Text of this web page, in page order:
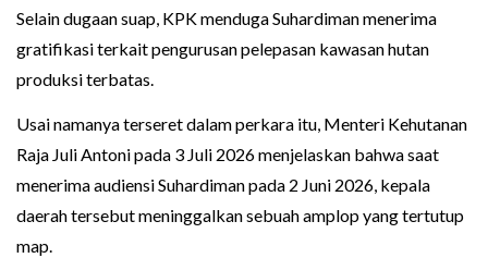
Selain dugaan suap, KPK menduga Suhardiman menerima
gratifikasi terkait pengurusan pelepasan kawasan hutan
produksi terbatas.
Usai namanya terseret dalam perkara itu, Menteri Kehutanan
Raja Juli Antoni pada 3 Juli 2026 menjelaskan bahwa saat
menerima audiensi Suhardiman pada 2 Juni 2026, kepala
daerah tersebut meninggalkan sebuah amplop yang tertutup
map.